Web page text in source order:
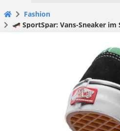
Fashion
🛹 SportSpar: Vans-Sneaker im